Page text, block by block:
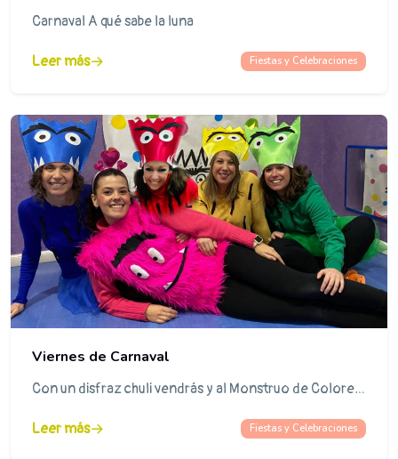
Carnaval A qué sabe la luna
Leer más Fiestas y Celebraciones
Viernes de Carnaval
Con un disfraz chuli vendrás y al Monstruo de Colores te parecerás. Muchas gracias familias por vuestra colaboración.
Leer más Fiestas y Celebraciones